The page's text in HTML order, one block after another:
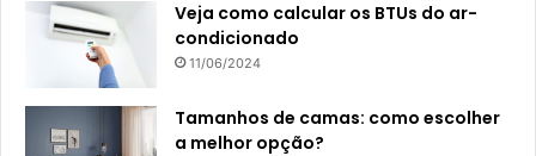
Veja como calcular os BTUs do ar-
condicionado
11/06/2024
Tamanhos de camas: como escolher
a melhor opção?